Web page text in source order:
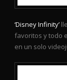
‘Disney Infinity’
favoritos y todo
en un solo